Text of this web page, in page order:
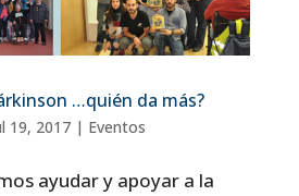
…quién da más?
19, 2017| Eventos
ayudar y apoyar a la